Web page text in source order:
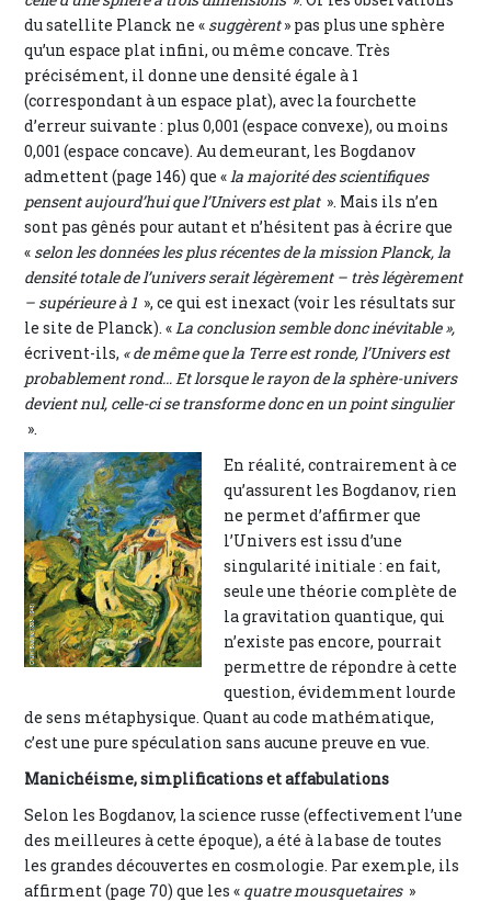
du satellite Planck ne « suggèrent» pas plus une sphère
qu’un espace plat infini, ou même concave. Très
précisément, il donne une densité égale à 1
(correspondant à un espace plat), avec la fourchette
d’erreur suivante : plus 0,001 (espace convexe), ou moins
0,001 (espace concave). Au demeurant, les Bogdanov
admettent (page 146) que « la majorité des scientifiques
pensent aujourd’hui que l’Univers est plat ». Mais ils n’en
sont pas gênés pour autant et n’hésitent pas à écrire que
« selon les données les plus récentes de la mission Planck, la
densité totale de l’univers serait légèrement – très légèrement
– supérieure à 1 », ce qui est inexact (voir les résultats sur
le site de Planck). « La conclusion semble donc inévitable »,
écrivent-ils, « de même que la Terre est ronde, l’Univers est
probablement rond… Et lorsque le rayon de la sphère-univers
devient nul, celle-ci se transforme donc en un point singulier
».
En réalité, contrairement à ce
qu’assurent les Bogdanov, rien
ne permet d’affirmer que
l’Univers est issu d’une
singularité initiale : en fait,
seule une théorie complète de
la gravitation quantique, qui
n’existe pas encore, pourrait
permettre de répondre à cette
question, évidemment lourde
de sens métaphysique. Quant au code mathématique,
c’est une pure spéculation sans aucune preuve en vue.
Manichéisme, simplifications et affabulations
Selon les Bogdanov, la science russe (effectivement l’une
des meilleures à cette époque), a été à la base de toutes
les grandes découvertes en cosmologie. Par exemple, ils
affirment (page 70) que les « quatre mousquetaires »